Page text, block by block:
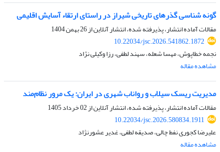
گونه شناسی گذرهای تاریخی شیراز در راستای ارتقاء آسایش اقلیمی
مقالات آماده انتشار، پذیرفته شده، انتشار آنلاین از26 بهمن 1404
10.22034/jsc.2026.541862.1872
نجمه خطاپوش، مهسا شعله، سهند لطفی، رزا وکیلی نژاد
مشاهده مقاله
مدیریت ریسک سیلاب و رواناب شهری در ایران: یک مرور نظام‌مند
مقالات آماده انتشار، پذیرفته شده، انتشار آنلاین از02 خرداد 1405
10.22034/jsc.2026.580834.1911
علیرضا کجوری نفط چالی، صدیقه لطفی، غدیر عشورنژاد
مشاهده مقاله